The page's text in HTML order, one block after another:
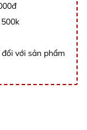
với sản phẩm